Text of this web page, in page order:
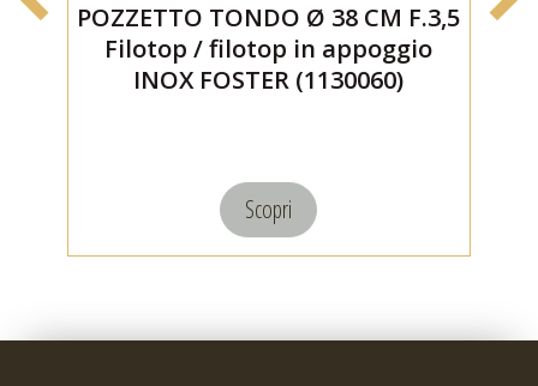
POZZETTO TONDO Ø 38 CM F.3,5
Filotop / filotop in appoggio
INOX FOSTER (1130060)
Scopri